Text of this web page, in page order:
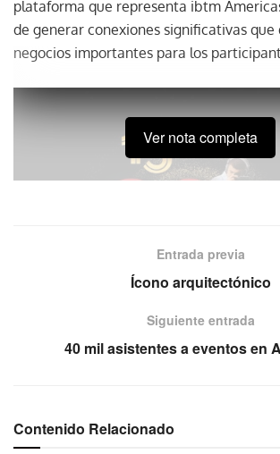
plataforma que representa ibtm
de generar conexiones significativas que
negocios importantes para los
Ver nota completa
Entrada previa
Ícono arquitectónico
Siguiente entrada
40 mil asistentes a eventos en
Contenido Relacionado